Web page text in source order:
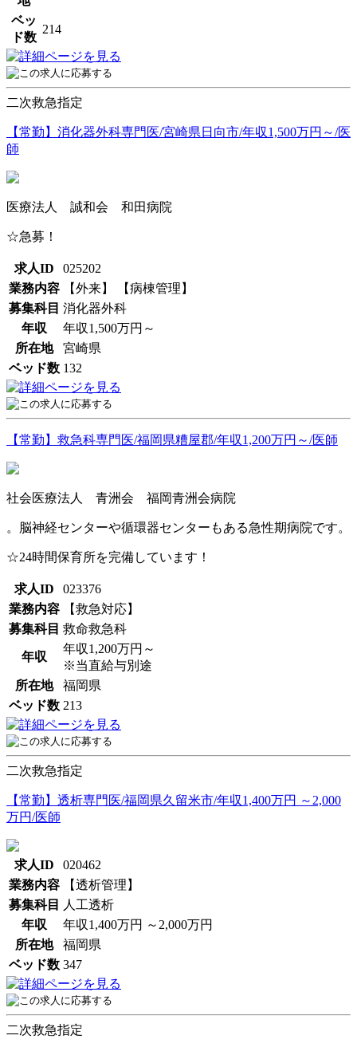
ベッ
ド数
214
二次救急指定
【常勤】消化器外科専門医/宮崎県日向市/年収1,500万円～/医
師
医療法人 誠和会 和田病院
☆急募！
求人ID
025202
業務内容
【外来】 【病棟管理】
募集科目 消化器外科
年収
年収1,500万円～
所在地
宮崎県
ベッド数 132
【常勤】救急科専門医/福岡県糟屋郡/年収1,200万円～/医師
社会医療法人 青洲会 福岡青洲会病院
。脳神経センターや循環器センターもある急性期病院です。
☆24時間保育所を完備しています！
求人ID
023376
業務内容
【救急対応】
募集科目 救命救急科
年収
年収1,200万円～
※当直給与別途
所在地
福岡県
ベッド数 213
二次救急指定
【常勤】透析専門医/福岡県久留米市/年収1,400万円 ～2,000
万円/医師
求人ID
020462
業務内容
【透析管理】
募集科目
人工透析
年収
年収1,400万円 ～2,000万円
所在地
福岡県
ベッド数 347
二次救急指定